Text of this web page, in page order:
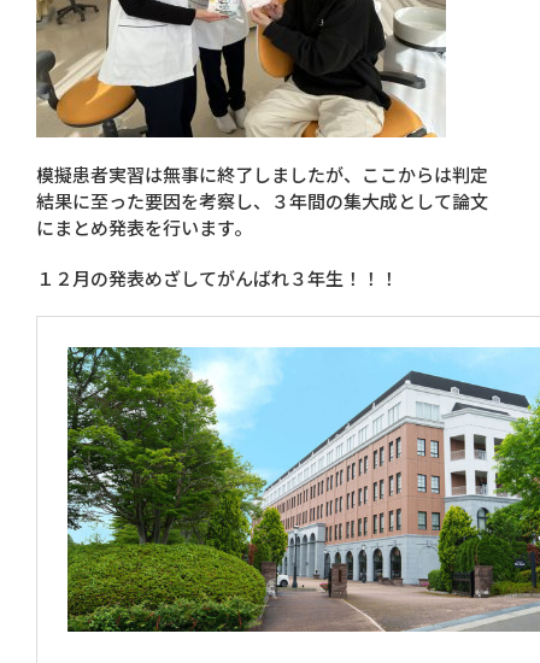
模擬患者実習は無事に終了しましたが、ここからは判定
結果に至った要因を考察し、３年間の集大成として論文
にまとめ発表を行います。
１２月の発表めざしてがんばれ３年生！！！